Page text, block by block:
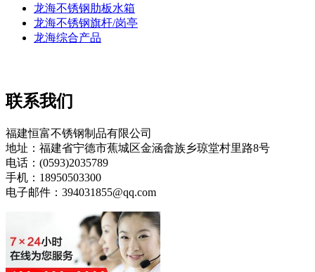
龙海不锈钢肋板水箱
龙海不锈钢旗杆/岗亭
龙海综合产品
联系我们
福建恒富不锈钢制品有限公司
地址：福建省宁德市蕉城区金涵畲族乡琼堂村里路8号
电话：(0593)2035789
手机：18950503300
电子邮件：394031855@qq.com